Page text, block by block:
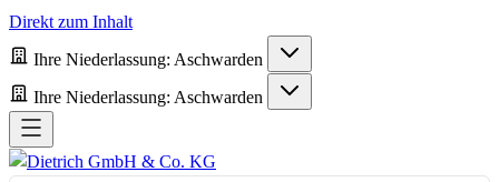
Direkt zum Inhalt
Ihre Niederlassung: Aschwarden
Ihre Niederlassung: Aschwarden